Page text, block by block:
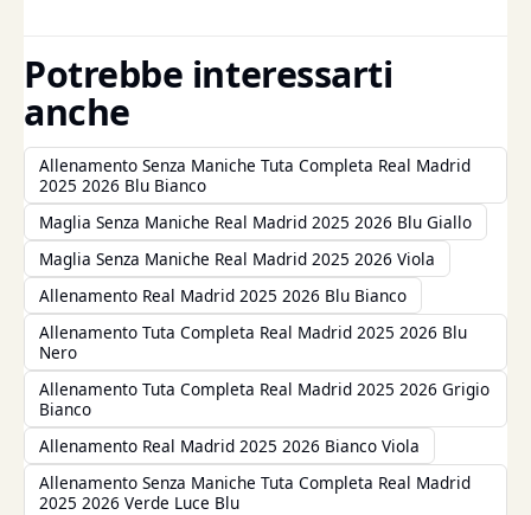
Potrebbe interessarti
anche
Allenamento Senza Maniche Tuta Completa Real Madrid
2025 2026 Blu Bianco
Maglia Senza Maniche Real Madrid 2025 2026 Blu Giallo
Maglia Senza Maniche Real Madrid 2025 2026 Viola
Allenamento Real Madrid 2025 2026 Blu Bianco
Allenamento Tuta Completa Real Madrid 2025 2026 Blu
Nero
Allenamento Tuta Completa Real Madrid 2025 2026 Grigio
Bianco
Allenamento Real Madrid 2025 2026 Bianco Viola
Allenamento Senza Maniche Tuta Completa Real Madrid
2025 2026 Verde Luce Blu